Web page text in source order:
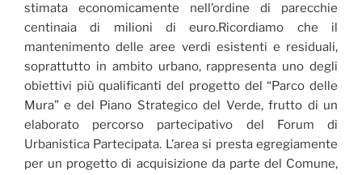
stimata economicamente nell’ordine di parecchie
centinaia di milioni di euro.Ricordiamo che il
mantenimento delle aree verdi esistenti e residuali,
soprattutto in ambito urbano, rappresenta uno degli
obiettivi più qualificanti del progetto del “Parco delle
Mura” e del Piano Strategico del Verde, frutto di un
elaborato percorso partecipativo del Forum di
Urbanistica Partecipata. L’area si presta egregiamente
per un progetto di acquisizione da parte del Comune,